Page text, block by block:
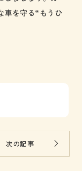
車を守る“もうひ
次の記事